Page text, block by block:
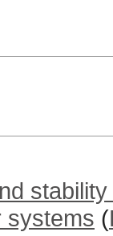
systems (